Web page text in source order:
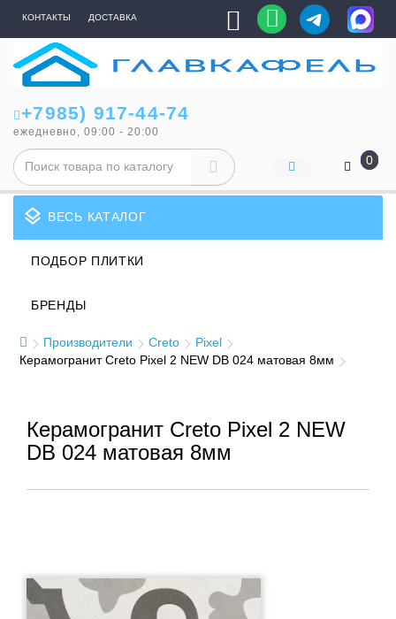
КОНТАКТЫ ДОСТАВКА
+7985) 917-44-74
ежедневно, 09:00 - 20:00
0
layers ВЕСЬ КАТАЛОГ
ПОДБОР ПЛИТКИ
БРЕНДЫ
Производители Creto
Pixel
Керамогранит Creto Pixel 2 NEW DB 024 матовая 8мм
Керамогранит Creto Pixel 2 NEW
DB 024 матовая 8мм